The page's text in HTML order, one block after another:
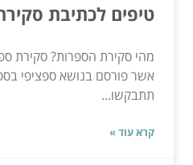
טיפים לכתיבת
מהי סקירת הספרות? סקירת
אשר פורסם בנושא ספציפי
תתבקשו...
קרא עוד »